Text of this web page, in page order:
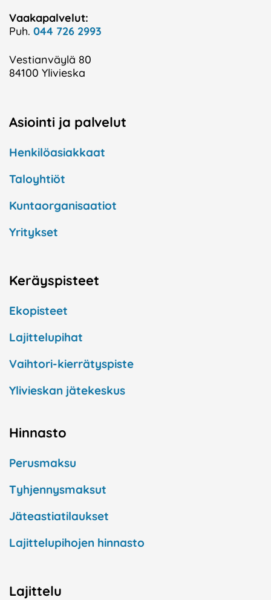
Vaakapalvelut:
Puh. 044 726 2993
Vestianväylä 80
84100 Ylivieska
Asiointi ja palvelut
Henkilöasiakkaat
Taloyhtiöt
Kuntaorganisaatiot
Yritykset
Keräyspisteet
Ekopisteet
Lajittelupihat
Vaihtori-kierrätyspiste
Ylivieskan jätekeskus
Hinnasto
Perusmaksu
Tyhjennysmaksut
Jäteastiatilaukset
Lajittelupihojen hinnasto
Lajittelu